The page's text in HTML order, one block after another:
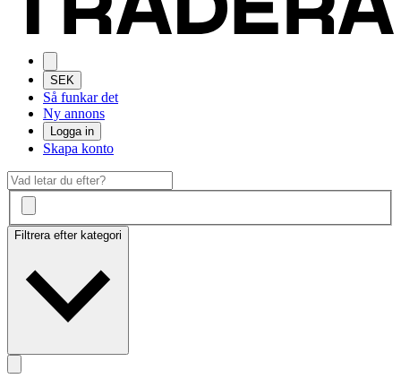
SEK
Så funkar det
Ny annons
Logga in
Skapa konto
Filtrera efter kategori